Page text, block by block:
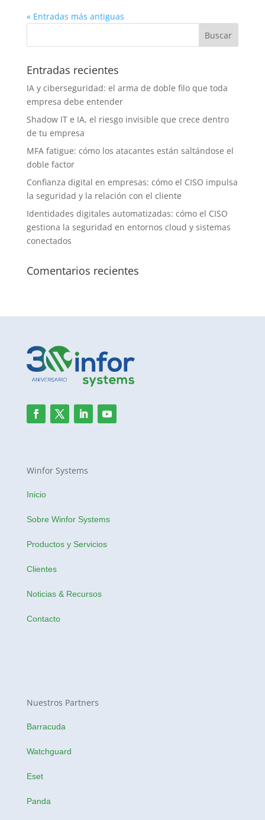
« Entradas más antiguas
Entradas recientes
IA y ciberseguridad: el arma de doble filo que toda
empresa debe entender
Shadow IT e IA, el riesgo invisible que crece dentro
de tu empresa
MFA fatigue: cómo los atacantes están saltándose el
doble factor
Confianza digital en empresas: cómo el CISO impulsa
la seguridad y la relación con el cliente
Identidades digitales automatizadas: cómo el CISO
gestiona la seguridad en entornos cloud y sistemas
conectados
Comentarios recientes
Winfor Systems
Inicio
Sobre Winfor Systems
Productos y Servicios
Clientes
Noticias & Recursos
Contacto
Nuestros Partners
Barracuda
Watchguard
Eset
Panda